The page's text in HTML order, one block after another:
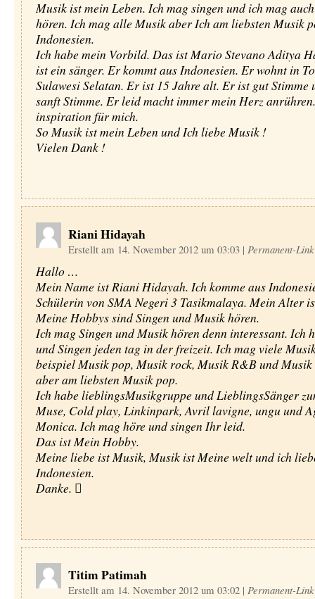
Musik ist mein Leben. Ich mag singen und ich mag
hören. Ich mag alle Musik aber Ich am liebsten Musik
Indonesien.
Ich habe mein Vorbild. Das ist Mario Stevano Aditya
ist ein sänger. Er kommt aus Indonesien. Er wohnt in
Sulawesi Selatan. Er ist 15 Jahre alt. Er ist gut Stimme
sanft Stimme. Er leid macht immer mein Herz
inspiration für mich.
So Musik ist mein Leben und Ich liebe Musik !
Vielen Dank !
Riani Hidayah
Erstellt am 14. November 2012 um 03:03 | Permanent-Link
Hallo …
Mein Name ist Riani Hidayah. Ich komme aus
Schülerin von SMA Negeri 3 Tasikmalaya. Mein Alter
Meine Hobbys sind Singen und Musik hören.
Ich mag Singen und Musik hören denn interessant. Ich
und Singen jeden tag in der freizeit. Ich mag viele
beispiel Musik pop, Musik rock, Musik R&B und Musik
aber am liebsten Musik pop.
Ich habe lieblingsMusikgruppe und LieblingsSänger
Muse, Cold play, Linkinpark, Avril lavigne, ungu und
Monica. Ich mag höre und singen Ihr leid.
Das ist Mein Hobby.
Meine liebe ist Musik, Musik ist Meine welt und ich
Indonesien.
Danke. 
Titim Patimah
Erstellt am 14. November 2012 um 03:02 | Permanent-Link